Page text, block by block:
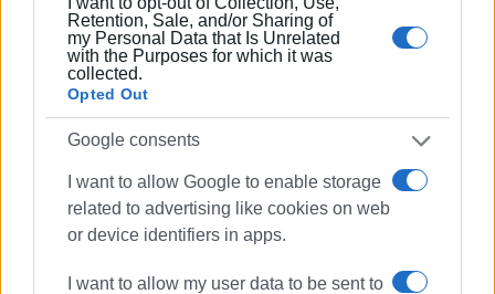
Retention, Sale, and/or Sharing of
my Personal Data that Is Unrelated
with the Purposes for which it was
collected.
Opted Out
Google consents
I want to allow Google to enable storage
related to advertising like cookies on web
or device identifiers in apps.
I want to allow my user data to be sent to